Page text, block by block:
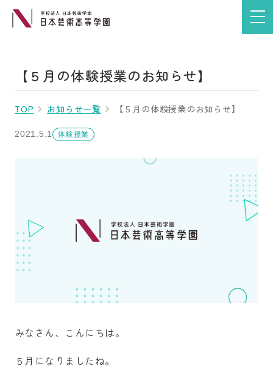
【５月の体験授業のお知らせ】
TOP お知らせ一覧 【５月の体験授業のお知らせ】
2021.5.1 体験授業
みなさん、こんにちは。
５月になりましたね。